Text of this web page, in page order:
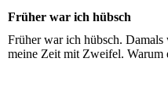
Früher war ich hübsch
Früher war ich hübsch. Damals
meine Zeit mit Zweifel. Warum